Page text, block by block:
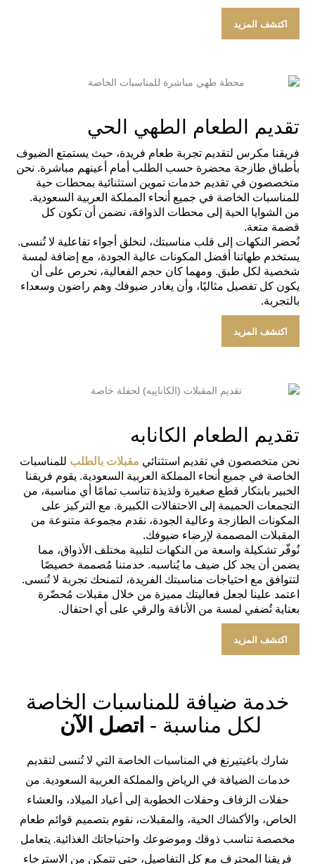
اكتشف المزيد
تقديم الطعام الطهي الحي
فريقنا مكرس لتقديم تجربة طعام فريدة، حيث يستمتع الضيوف
بأطباق طازجة محضرة حسب الطلب أمام أعينهم مباشرة. نحن
متخصصون في تقديم خدمات تموين استثنائية بمحطات حية
للمناسبات الخاصة في جميع أنحاء المملكة العربية السعودية.
من الشوايا الحية إلى محطات الذواقة، نضمن أن تكون كل
قضمة متعة.
نُحضر النكهات إلى قلب مناسبتك، لنخلق أجواء تفاعلية لا تُنسى.
يستخدم طهاتنا أفضل المكونات عالية الجودة، مع إضافة لمسة
شخصية لكل طبق. ومهما كان حجم الفعالية، نحرص على أن
يكون كل تفصيل مثاليًا، وأن يغادر ضيوفك وهم راضون وسعداء
بالتجربة.
اكتشف المزيد
تقديم الطعام الكانابه
نحن متخصصون في تقديم استثنائي مقبلات بالطلب للمناسبات
الخاصة في جميع أنحاء المملكة العربية السعودية. يقوم فريقنا
الخبير بابتكار قطع صغيرة ولذيذة تناسب تمامًا أي مناسبة، من
التجمعات الحميمة إلى الاحتفالات الكبيرة. مع التركيز على
المكونات الطازجة وعالية الجودة، نقدم مجموعة متنوعة من
المقبلات المصممة لإرضاء ضيوفك.
نُوفّر تشكيلة واسعة من النكهات لتلبية مختلف الأذواق، مما
يضمن أن يجد كل ضيف ما يُناسبه. خدمتنا مُصممة خصيصًا
لتتوافق مع احتياجات مناسبتك الفريدة، لتمنحك تجربة لا تُنسى.
اعتمد علينا لجعل فعاليتك مميزة من خلال مقبلات مُحضّرة
بعناية تُضفي لمسة من الأناقة والرقي على أي احتفال.
اكتشف المزيد
خدمة ضيافة للمناسبات الخاصة
لكل مناسبة - اتصل الآن
شارك باغيتيرنغ في المناسبات الخاصة التي لا تُنسى لتقديم
خدمات الضيافة في الرياض والمملكة العربية السعودية. من
حفلات الزفاف وحفلات الخطوبة إلى أعياد الميلاد، والعشاء
الخاص، والأكشاك الحية، والمقبلات، نقوم بتصميم قوائم طعام
مخصصة تناسب ذوقك وموضوعك واحتياجاتك الغذائية. يتعامل
فريقنا المحترف مع كل التفاصيل، حتى تتمكن من الاسترخاء